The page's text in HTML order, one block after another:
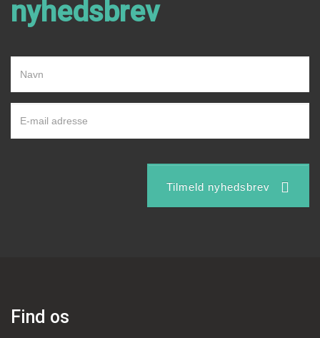
nyhedsbrev
Tilmeld nyhedsbrev
Find os